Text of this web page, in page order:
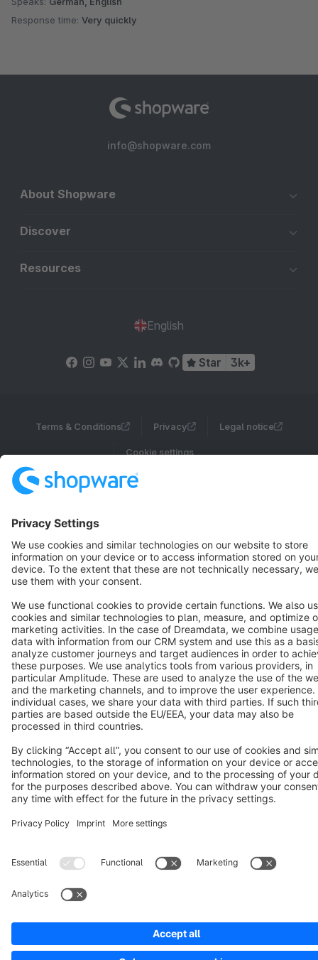
Response time: Very quickly
info@shopware.com
About Shopware
Discover
Resources
English
Star 3k+
Terms & Conditions Privacy Legal notice
Cookie settings
Copyright © shopware AG - All rights reserved